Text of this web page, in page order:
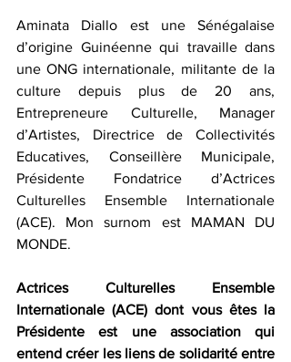
Aminata Diallo est une Sénégalaise
d’origine Guinéenne qui travaille dans
une ONG internationale, militante de la
culture depuis plus de 20 ans,
Entrepreneure Culturelle, Manager
d’Artistes, Directrice de Collectivités
Educatives, Conseillère Municipale,
Présidente Fondatrice d’Actrices
Culturelles Ensemble Internationale
(ACE). Mon surnom est MAMAN DU
MONDE.
Actrices Culturelles Ensemble
Internationale (ACE) dont vous êtes la
Présidente est une association qui
entend créer les liens de solidarité entre